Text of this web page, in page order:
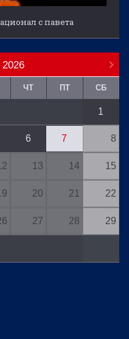
с павета
2026
ЧТ ПТ СБ
1
6 7 8
13 14 15
20 21 22
27 28 29